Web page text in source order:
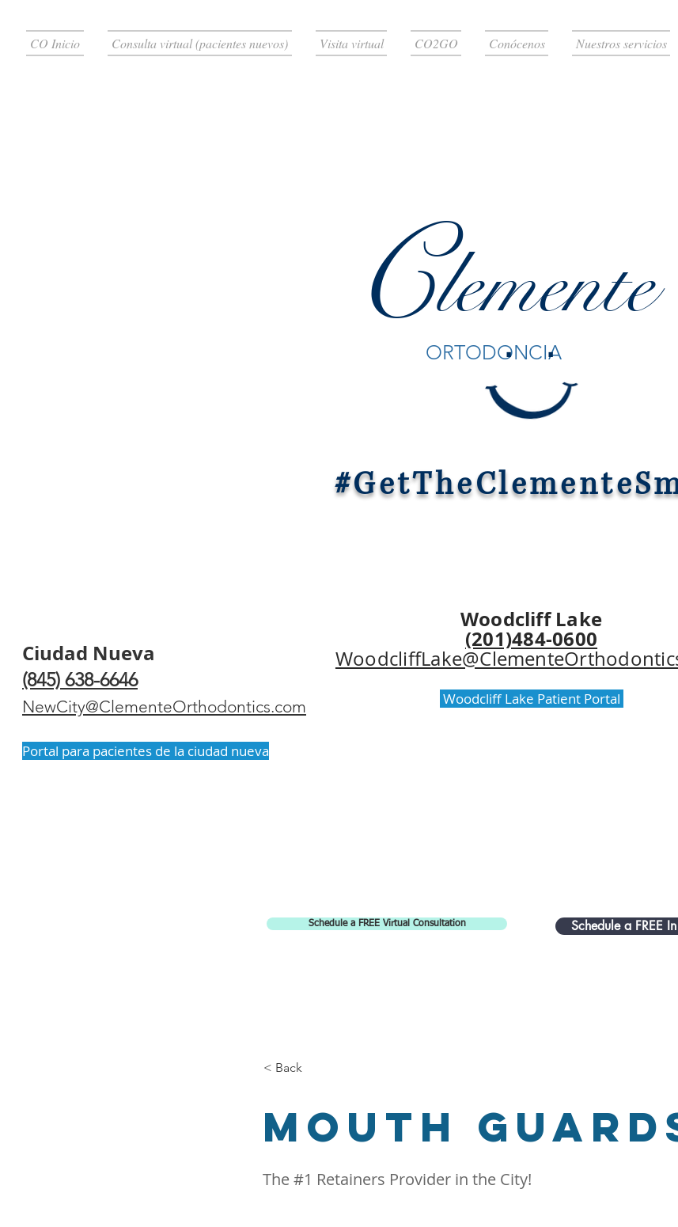
CO Inicio Consulta virtual (pacientes nuevos) Visita virtual CO2GO Conócenos Nuestros servicios
lemente
CORTODONCIA
. .
Ciudad Nueva
(845) 638-6646
NewCity@ClementeOrthodontics.com
Woodcliff Lake
(201)484-0600
Woodcliff Lake Patient Portal
Portal para pacientes de la ciudad nueva
Schedule a FREE Virtual Consultation Schedule a FREE
< Back
Mouth
The #1 Retainers Provider in the City!